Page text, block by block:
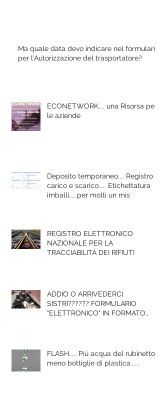
Ma quale data devo indicare nel formulario
per l'Autorizzazione del trasportatore?
ECONETWORK.... una Risorsa per
le aziende
Deposito temporaneo.... Registro di
carico e scarico..... Etichettatura
imballi.... per molti un mis
REGISTRO ELETTRONICO
NAZIONALE PER LA
TRACCIABILITÀ DEI RIFIUTI
ADDIO O ARRIVEDERCI
SISTRI?????? FORMULARIO
"ELETTRONICO" IN FORMATO
FLASH..... Più acqua del rubinetto e
meno bottiglie di plastica......